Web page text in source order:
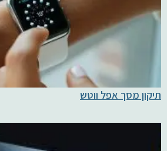
תיקון מסך אפל ווטש